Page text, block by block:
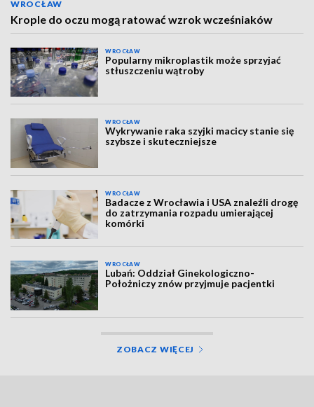
WROCŁAW
Krople do oczu mogą ratować wzrok wcześniaków
WROCŁAW
Popularny mikroplastik może sprzyjać
stłuszczeniu wątroby
WROCŁAW
Wykrywanie raka szyjki macicy stanie się
szybsze i skuteczniejsze
WROCŁAW
Badacze z Wrocławia i USA znaleźli drogę
do zatrzymania rozpadu umierającej
komórki
WROCŁAW
Lubań: Oddział Ginekologiczno-
Położniczy znów przyjmuje pacjentki
ZOBACZ WIĘCEJ